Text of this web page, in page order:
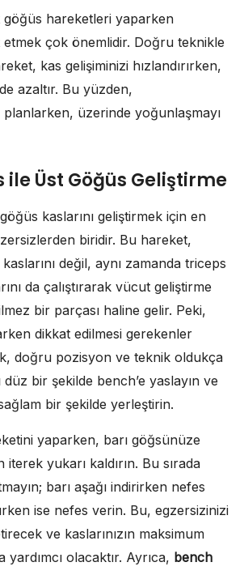
göğüs hareketleri yaparken
çok önemlidir. Doğru teknikle
kas gelişiminizi hızlandırırken,
azaltır. Bu yüzden,
planlarken, üzerinde yoğunlaşmayı
ile Üst Göğüs Geliştirme
kaslarını geliştirmek için en
biridir. Bu hareket,
değil, aynı zamanda triceps
da çalıştırarak vücut geliştirme
bir parçası haline gelir. Peki,
dikkat edilmesi gerekenler
doğru pozisyon ve teknik oldukça
düz bir şekilde bench’e yaslayın ve
bir şekilde yerleştirin.
yaparken, barı göğsünüze
iterek yukarı kaldırın. Bu sırada
barı aşağı indirirken nefes
ise nefes verin. Bu, egzersizinizi
ve kaslarınızın maksimum
yardımcı olacaktır. Ayrıca, bench